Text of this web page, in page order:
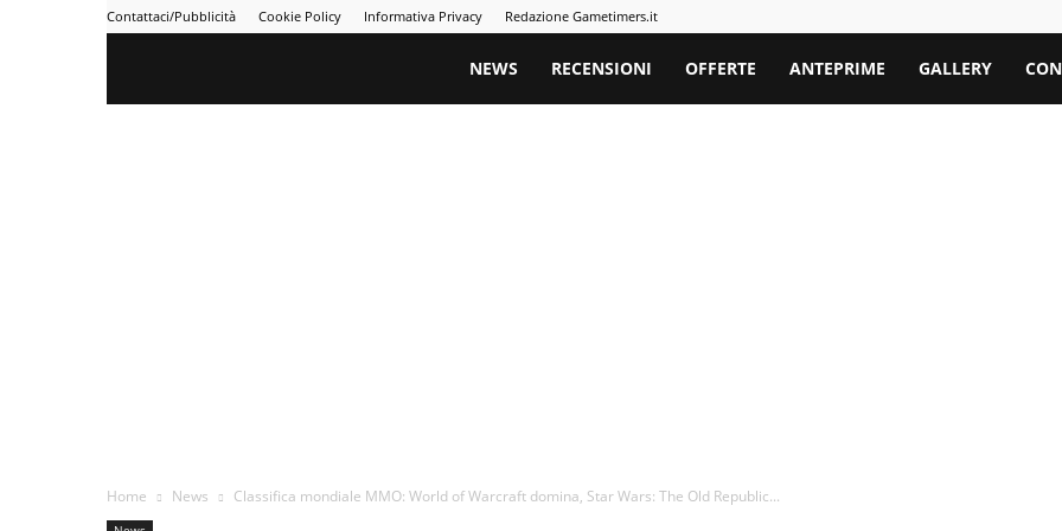
Contattaci/Pubblicità Cookie Policy Informativa Privacy Redazione Gametimers.it
Gametimers
NEWS RECENSIONI OFFERTE ANTEPRIME GALLERY
Home News Classifica mondiale MMO: World of Warcraft domina, Star Wars: The Old Republic...